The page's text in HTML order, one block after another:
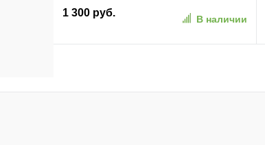
1 300 руб.
В наличии